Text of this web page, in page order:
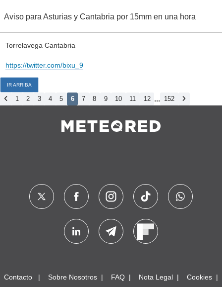
Aviso para Asturias y Cantabria por 15mm en una hora
Torrelavega Cantabria
https://twitter.com/bixu_9
IR ARRIBA
1 2 3 4 5 6 7 8 9 10 11 12 ... 152
Contacto Sobre Nosotros FAQ Nota Legal Cookies